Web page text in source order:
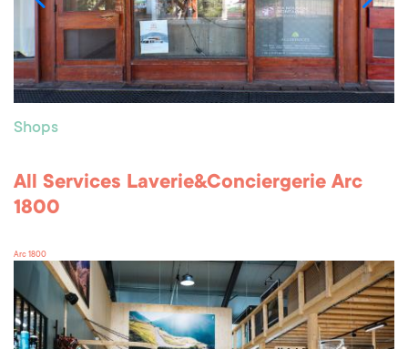
Shops
All Services Laverie&Conciergerie Arc
1800
Arc 1800